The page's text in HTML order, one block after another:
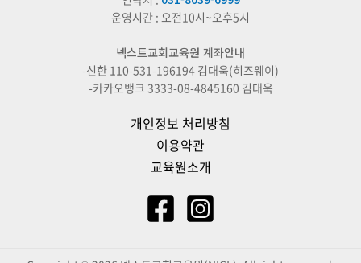
운영시간 : 오전10시~오후5시
넥스트교회교육원 계좌안내
-신한 110-531-196194 김대욱(히즈웨이)
-카카오뱅크 3333-08-4845160 김대욱
개인정보 처리방침
이용약관
교육원소개